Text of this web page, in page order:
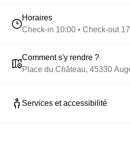
Horaires
Check-in 10:00 • Check-out
Comment s'y rendre ?
Place du Château, 45330
Services et accessibilité